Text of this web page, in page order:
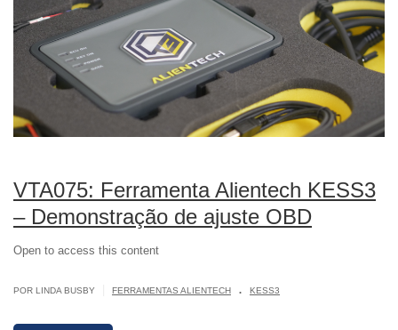
VTA075: Ferramenta Alientech KESS3
– Demonstração de ajuste OBD
Open to access this content
POR LINDA BUSBY FERRAMENTAS ALIENTECH . KESS3